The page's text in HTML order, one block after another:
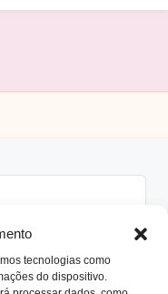
tecnologias como
do dispositivo.
Familiar